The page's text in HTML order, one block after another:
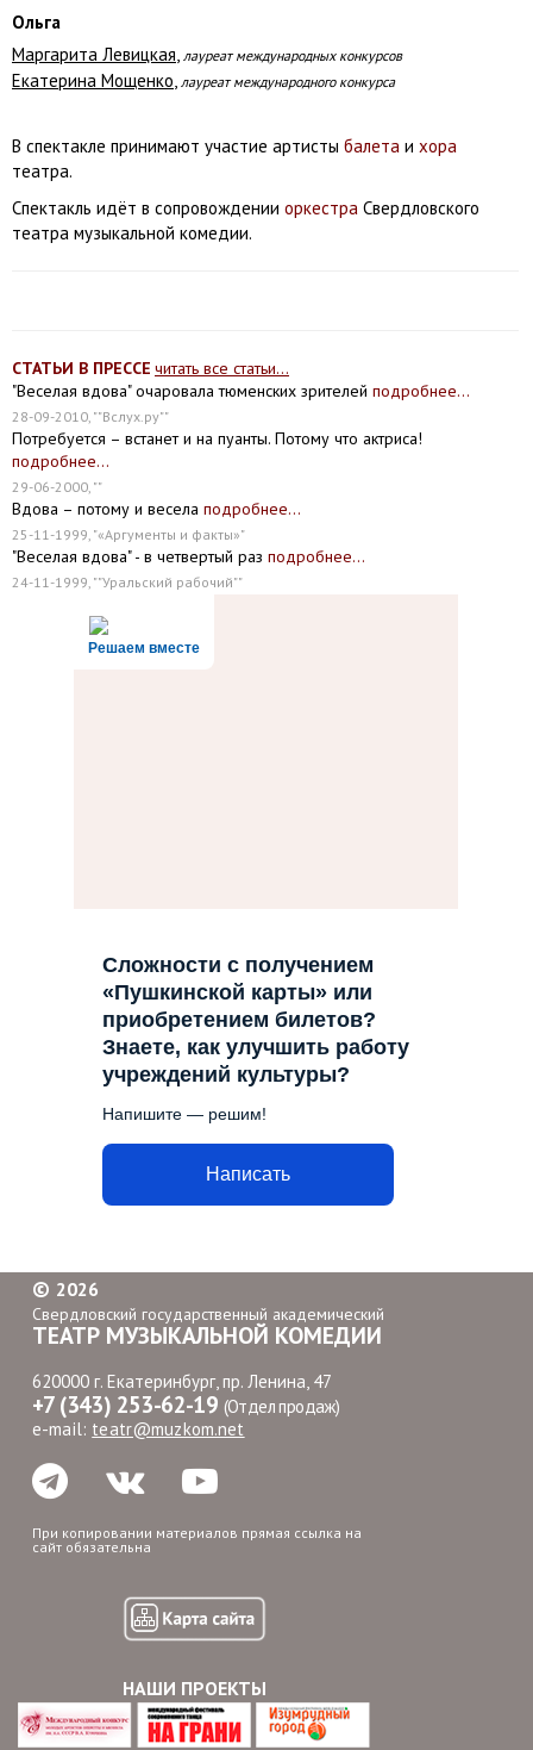
Ольга
Маргарита Левицкая, лауреат международных конкурсов
Екатерина Мощенко лауреат международного конкурса
В спектакле принимают участие артисты балета и хора
театра.
Спектакль идёт в сопровождении оркестра Свердловского
театра музыкальной комедии.
СТАТЬИ В ПРЕССЕ читать все статьи...
"Веселая вдова" очаровала тюменских зрителей подробнее...
28-09-2010, ""Вслух.ру""
Потребуется – встанет и на пуанты. Потому что актриса!
подробнее...
29-06-2000, ""
Вдова – потому и весела подробнее...
25-11-1999, "«Аргументы и факты»"
"Веселая вдова" - в четвертый раз подробнее...
24-11-1999, ""Уральский рабочий""
Решаем вместе
Сложности с получением
«Пушкинской карты» или
приобретением билетов?
Знаете, как улучшить работу
учреждений культуры?
Напишите — решим!
Написать
© 2026
Свердловский государственный академический
ТЕАТР МУЗЫКАЛЬНОЙ КОМЕДИИ
620000 г. Екатеринбург, пр. Ленина, 47
+7 (343) 253-62-19 (Отдел продаж)
e-mail: teatr@muzkom.net
При копировании материалов прямая ссылка на
сайт обязательна
НАШИ ПРОЕКТЫ